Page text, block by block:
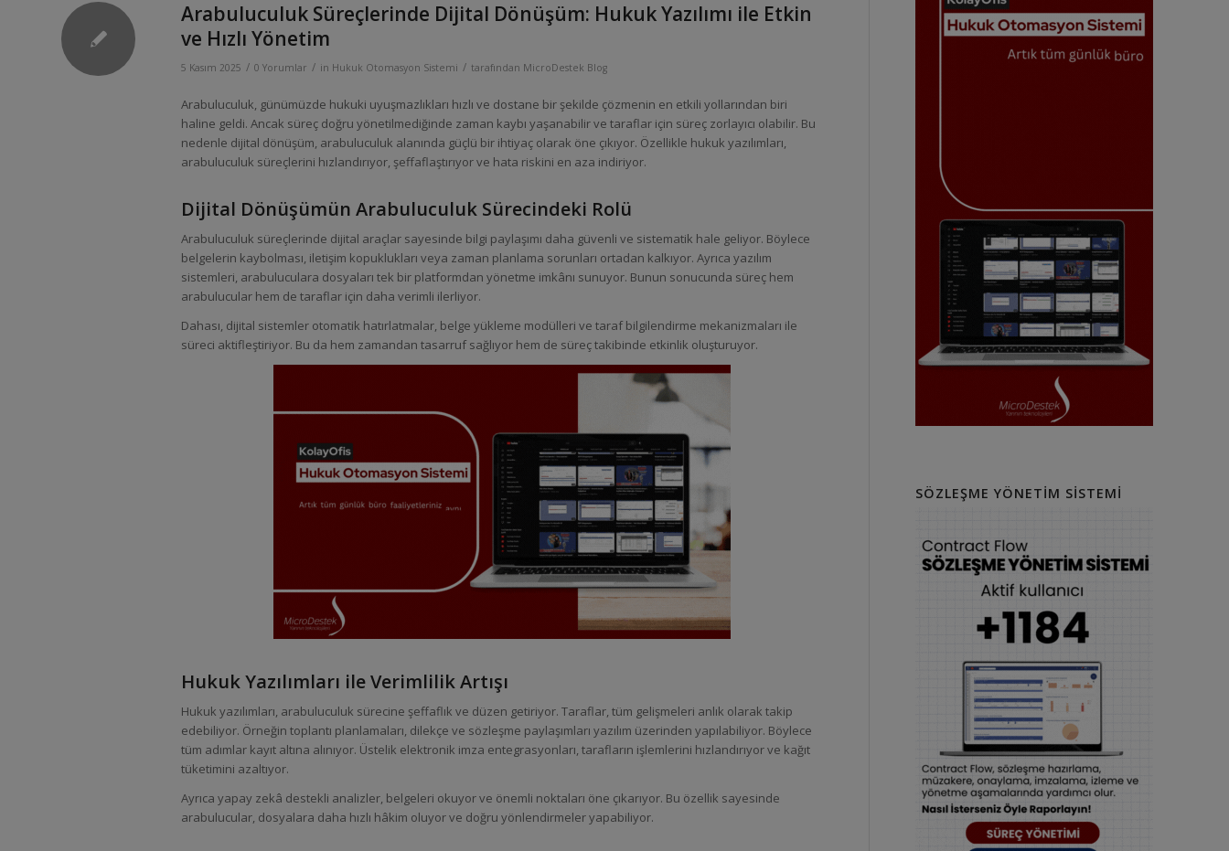
Arabuluculuk Süreçlerinde Dijital Dönüşüm: Hukuk Yazılımı ile Etkin
ve Hızlı Yönetim
5 Kasım 2025 / 0 Yorumlar / in Hukuk Otomasyon Sistemi / tarafından MicroDestek Blog
Arabuluculuk, günümüzde hukuki uyuşmazlıkları hızlı ve dostane bir şekilde çözmenin en etkili yollarından biri
haline geldi. Ancak süreç doğru yönetilmediğinde zaman kaybı yaşanabilir ve taraflar için süreç zorlayıcı olabilir. Bu
nedenle dijital dönüşüm, arabuluculuk alanında güçlü bir ihtiyaç olarak öne çıkıyor. Özellikle hukuk yazılımları,
arabuluculuk süreçlerini hızlandırıyor, şeffaflaştırıyor ve hata riskini en aza indiriyor.
Dijital Dönüşümün Arabuluculuk Sürecindeki Rolü
Arabuluculuk süreçlerinde dijital araçlar sayesinde bilgi paylaşımı daha güvenli ve sistematik hale geliyor. Böylece
belgelerin kaybolması, iletişim kopuklukları veya zaman planlama sorunları ortadan kalkıyor. Ayrıca yazılım
sistemleri, arabuluculara dosyaları tek bir platformdan yönetme imkânı sunuyor. Bunun sonucunda süreç hem
arabulucular hem de taraflar için daha verimli ilerliyor.
Dahası, dijital sistemler otomatik hatırlatmalar, belge yükleme modülleri ve taraf bilgilendirme mekanizmaları ile
süreci aktifleştiriyor. Bu da hem zamandan tasarruf sağlıyor hem de süreç takibinde etkinlik oluşturuyor.
Hukuk Yazılımları ile Verimlilik Artışı
Hukuk yazılımları, arabuluculuk sürecine şeffaflık ve düzen getiriyor. Taraflar, tüm gelişmeleri anlık olarak takip
edebiliyor. Örneğin toplantı planlamaları, dilekçe ve sözleşme paylaşımları yazılım üzerinden yapılabiliyor. Böylece
tüm adımlar kayıt altına alınıyor. Üstelik elektronik imza entegrasyonları, tarafların işlemlerini hızlandırıyor ve kağıt
tüketimini azaltıyor.
Ayrıca yapay zekâ destekli analizler, belgeleri okuyor ve önemli noktaları öne çıkarıyor. Bu özellik sayesinde
arabulucular, dosyalara daha hızlı hâkim oluyor ve doğru yönlendirmeler yapabiliyor.
SÖZLEŞME YÖNETIM SISTEMI